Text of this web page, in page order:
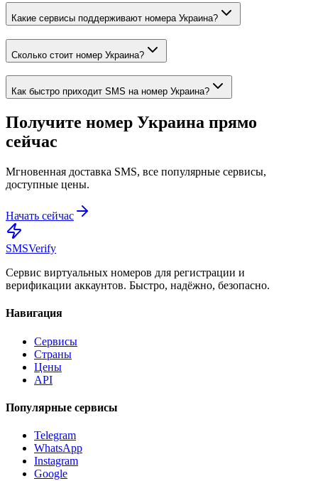
Какие сервисы поддерживают номера Украина?
Сколько стоит номер Украина?
Как быстро приходит SMS на номер Украина?
Получите номер Украина прямо
сейчас
Мгновенная доставка SMS, все популярные сервисы,
доступные цены.
Начать сейчас
SMSVerify
Сервис виртуальных номеров для регистрации и
верификации аккаунтов. Быстро, надёжно, безопасно.
Навигация
Сервисы
Страны
Цены
API
Популярные сервисы
Telegram
WhatsApp
Instagram
Google